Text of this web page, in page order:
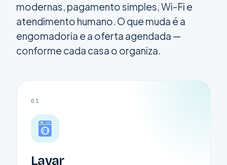
modernas, pagamento simples, Wi-Fi e
atendimento humano. O que muda é a
engomadoria e a oferta agendada —
conforme cada casa o organiza.
01
Lavar